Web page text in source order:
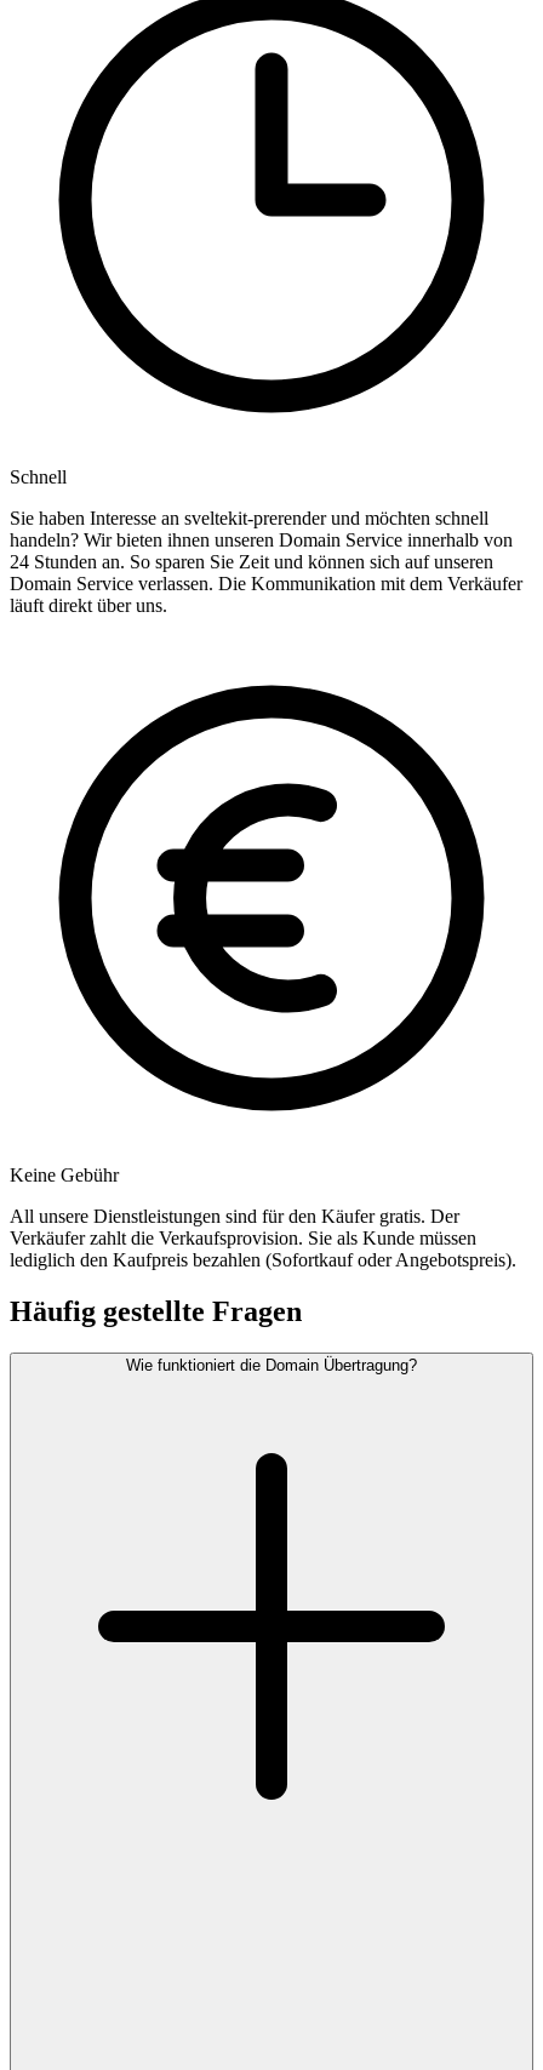
Schnell
Sie haben Interesse an sveltekit-prerender und möchten schnell
handeln? Wir bieten ihnen unseren Domain Service innerhalb von
24 Stunden an. So sparen Sie Zeit und können sich auf unseren
Domain Service verlassen. Die Kommunikation mit dem Verkäufer
läuft direkt über uns.
Keine Gebühr
All unsere Dienstleistungen sind für den Käufer gratis. Der
Verkäufer zahlt die Verkaufsprovision. Sie als Kunde müssen
lediglich den Kaufpreis bezahlen (Sofortkauf oder Angebotspreis).
Häufig gestellte Fragen
Wie funktioniert die Domain Übertragung?